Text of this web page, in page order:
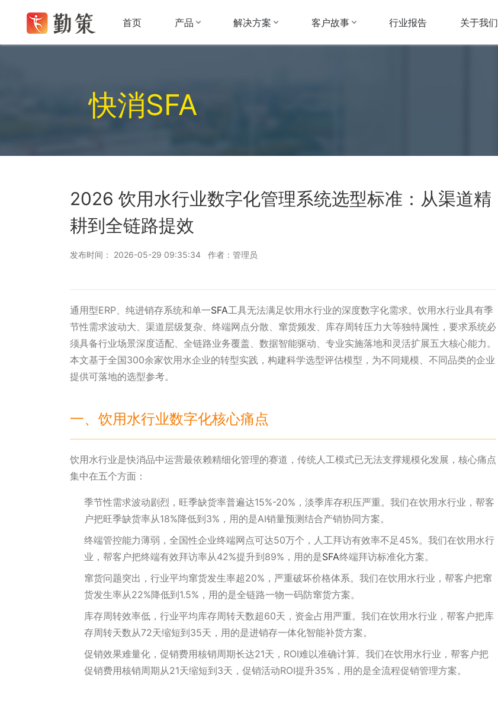
首页 产品 解决方案 客户故事 行业报告 关于我们
快消SFA
2026 饮用水行业数字化管理系统选型标准：从渠道精
耕到全链路提效
发布时间： 2026-05-29 09:35:34 作者：管理员
通用型ERP、纯进销存系统和单一SFA工具无法满足饮用水行业的深度数字化需求。饮用水行业具有季
节性需求波动大、渠道层级复杂、终端网点分散、窜货频发、库存周转压力大等独特属性，要求系统必
须具备行业场景深度适配、全链路业务覆盖、数据智能驱动、专业实施落地和灵活扩展五大核心能力。
本文基于全国300余家饮用水企业的转型实践，构建科学选型评估模型，为不同规模、不同品类的企业
提供可落地的选型参考。
一、饮用水行业数字化核心痛点
饮用水行业是快消品中运营最依赖精细化管理的赛道，传统人工模式已无法支撑规模化发展，核心痛点
集中在五个方面：
季节性需求波动剧烈，旺季缺货率普遍达15%-20%，淡季库存积压严重。我们在饮用水行业，帮客
户把旺季缺货率从18%降低到3%，用的是AI销量预测结合产销协同方案。
终端管控能力薄弱，全国性企业终端网点可达50万个，人工拜访有效率不足45%。我们在饮用水行
业，帮客户把终端有效拜访率从42%提升到89%，用的是SFA终端拜访标准化方案。
窜货问题突出，行业平均窜货发生率超20%，严重破坏价格体系。我们在饮用水行业，帮客户把窜
货发生率从22%降低到1.5%，用的是全链路一物一码防窜货方案。
库存周转效率低，行业平均库存周转天数超60天，资金占用严重。我们在饮用水行业，帮客户把库
存周转天数从72天缩短到35天，用的是进销存一体化智能补货方案。
促销效果难量化，促销费用核销周期长达21天，ROI难以准确计算。我们在饮用水行业，帮客户把
促销费用核销周期从21天缩短到3天，促销活动ROI提升35%，用的是全流程促销管理方案。